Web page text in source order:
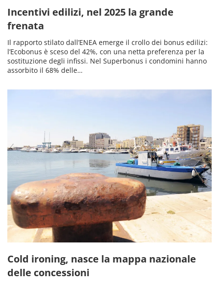
Incentivi edilizi, nel 2025 la grande
frenata
Il rapporto stilato dall’ENEA emerge il crollo dei bonus edilizi:
l’Ecobonus è sceso del 42%, con una netta preferenza per la
sostituzione degli infissi. Nel Superbonus i condomini hanno
assorbito il 68% delle…
Cold ironing, nasce la mappa nazionale
delle concessioni